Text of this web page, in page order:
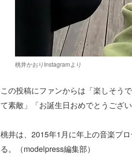
桃井かおりInstagramより
この投稿にファンからは「楽しそう
て素敵」「お誕生日おめでとうござ
桃井は、2015年1月に年上の音楽プ
る。（modelpress編集部）